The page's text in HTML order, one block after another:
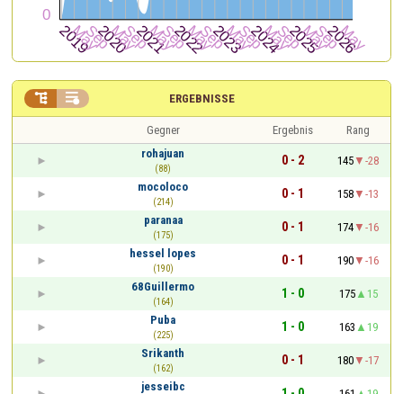
ERGEBNISSE
 
Gegner Ergebnis
Rang
rohajuan
(88)
0 - 2 145
-28
mocoloco
(214)
0 - 1 158
-13
paranaa
(175)
0 - 1 174
-16
hessel lopes
(190)
0 - 1 190
-16
68Guillermo
(164)
1 - 0 175
15
Puba
(225)
1 - 0 163
19
Srikanth
(162)
0 - 1 180
-17
jesseibc